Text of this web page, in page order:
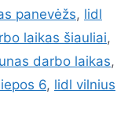
panevėžs, lidl
laikas šiauliai,
darbo laikas,
6, lidl vilnius